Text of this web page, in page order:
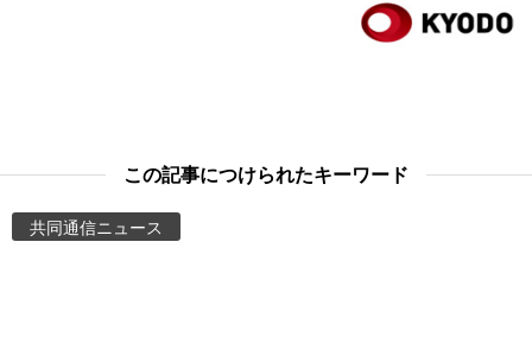
スポーツ・東京2020
Images
この記事につけられたキーワード
共同通信ニュース